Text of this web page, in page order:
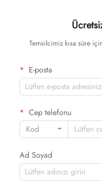
Temsilcimiz kısa süre
E-posta
Cep telefonu
Kod
Ad Soyad